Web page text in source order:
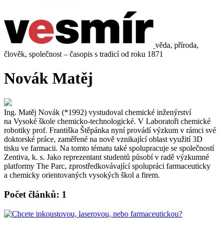
věda, příroda,
člověk, společnost – časopis s tradicí od roku 1871
Novák Matěj
Ing. Matěj Novák (*1992) vystudoval chemické inženýrství
na Vysoké škole chemicko-technologické. V Laboratoři chemické
robotiky prof. Františka Štěpánka nyní provádí výzkum v rámci své
doktorské práce, zaměřené na nově vznikající oblast využití 3D
tisku ve farmacii. Na tomto tématu také spolupracuje se společností
Zentiva, k. s. Jako reprezentant studentů působí v radě výzkumné
platformy The Parc, zprostředkovávající spolupráci farmaceuticky
a chemicky orientovaných vysokých škol a firem.
Počet článků: 1